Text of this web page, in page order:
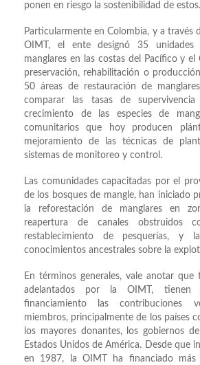
ponen en riesgo la sostenibilidad de estos.
Particularmente en Colombia, y a través
OIMT, el ente designó 35 unidades
manglares en las costas del Pacífico y el
preservación, rehabilitación o
50 áreas de restauración de
comparar las tasas de
crecimiento de las especies de
comunitarios que hoy producen
mejoramiento de las técnicas de
sistemas de monitoreo y control.
Las comunidades capacitadas por el
de los bosques de mangle, han iniciado
la reforestación de manglares en
reapertura de canales obstruidos
restablecimiento de pesquerías, y
conocimientos ancestrales sobre la
En términos generales, vale anotar
adelantados por la OIMT,
financiamiento las contribuciones
miembros, principalmente de los países
los mayores donantes, los gobiernos
Estados Unidos de América. Desde que
en 1987, la OIMT ha financiado más